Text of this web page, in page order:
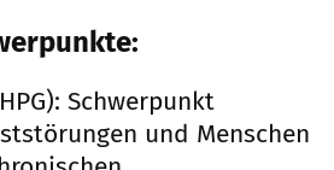
Schwerpunkt
und Menschen